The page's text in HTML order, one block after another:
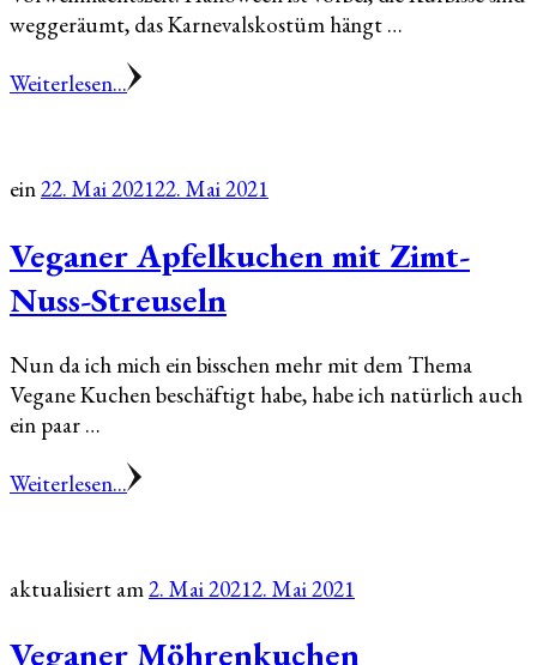
weggeräumt, das Karnevalskostüm hängt …
Weiterlesen...
ein22. Mai 202122. Mai 2021
Veganer Apfelkuchen mit Zimt-
Nuss-Streuseln
Nun da ich mich ein bisschen mehr mit dem Thema
Vegane Kuchen beschäftigt habe, habe ich natürlich auch
ein paar …
Weiterlesen...
aktualisiert am2. Mai 20212. Mai 2021
Veganer Möhrenkuchen